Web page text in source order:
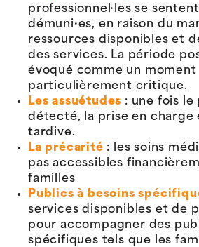
professionnel·les se
démuni·es, en raison du
ressources disponibles et
des services. La période
évoqué comme un moment
particulièrement critique.
Les assuétudes : une fois le
détecté, la prise en
tardive.
La précarité : les soins
pas accessibles
familles
Publics à besoins
services disponibles et de
pour accompagner des
spécifiques tels que les